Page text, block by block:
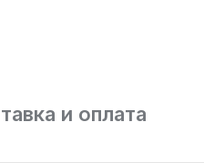
и оплата